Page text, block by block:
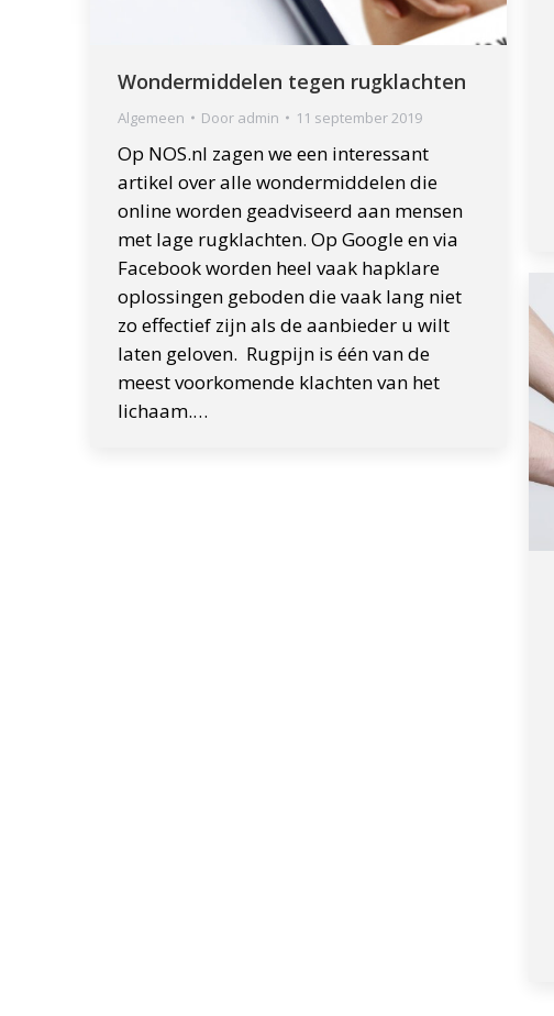
Wondermiddelen tegen rugklachten
Algemeen Door admin 11 september 2019
Op NOS.nl zagen we een interessant
artikel over alle wondermiddelen die
online worden geadviseerd aan mensen
met lage rugklachten. Op Google en via
Facebook worden heel vaak hapklare
oplossingen geboden die vaak lang niet
zo effectief zijn als de aanbieder u wilt
laten geloven. Rugpijn is één van de
meest voorkomende klachten van het
lichaam.…